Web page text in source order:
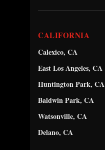
CALIFORNIA
Calexico, CA
East Los Angeles, CA
Huntington Park, CA
Baldwin Park, CA
Watsonville, CA
Delano, CA